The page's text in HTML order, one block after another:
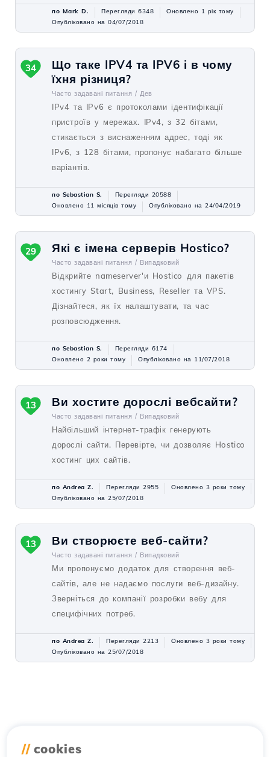
по Mark D. Перегляди 6348
Оновлено 1 рік тому
Опубліковано на 04/07/2018
Що таке IPV4 та IPV6 і в чому
їхня різниця?
Часто задавані питання / Дев
IPv4 та IPv6 є протоколами ідентифікації
пристроїв у мережах. IPv4, з 32 бітами,
стикається з виснаженням адрес, тоді як
IPv6, з 128 бітами, пропонує набагато більше
варіантів.
34
по Sebastian S.
Перегляди 20588
Оновлено 11 місяців тому
Опубліковано на 24/04/2019
Які є імена серверів Hostico?
Часто задавані питання / Випадковий
Відкрийте nameserver'и Hostico для пакетів
хостингу Start, Business, Reseller та VPS.
Дізнайтеся, як їх налаштувати, та час
розповсюдження.
29
по Sebastian S.
Перегляди 6174
Оновлено 2 роки тому
Опубліковано на 11/07/2018
Ви хостите дорослі вебсайти?
Часто задавані питання / Випадковий
Найбільший інтернет-трафік генерують
дорослі сайти. Перевірте, чи дозволяє Hostico
хостинг цих сайтів.
13
по Andrea Z. Перегляди 2955
Оновлено 3 роки тому
Опубліковано на 25/07/2018
Ви створюєте веб-сайти?
Часто задавані питання / Випадковий
Ми пропонуємо додаток для створення веб-
сайтів, але не надаємо послуги веб-дизайну.
Зверніться до компанії розробки вебу для
специфічних потреб.
13
по Andrea Z. Перегляди 2213
Оновлено 3 роки тому
Опубліковано на 25/07/2018
// cookies